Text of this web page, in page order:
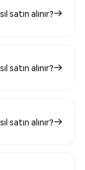
satın alınır?
satın alınır?
satın alınır?